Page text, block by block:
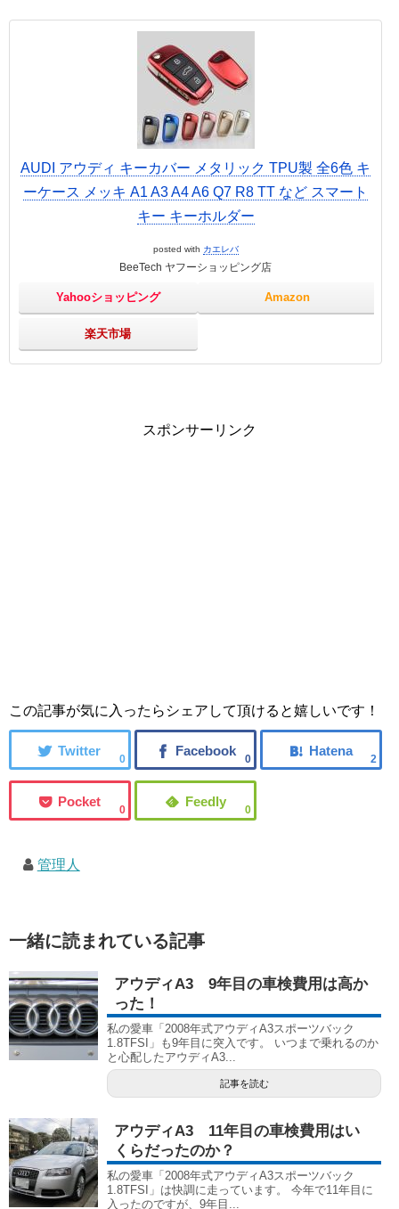
AUDI アウディ キーカバー メタリック TPU製 全6色 キ
ーケース メッキ A1 A3 A4 A6 Q7 R8 TT など スマート
キー キーホルダー
posted with カエレバ
BeeTech ヤフーショッピング店
Yahooショッピング Amazon
楽天市場
スポンサーリンク
この記事が気に入ったらシェアして頂けると嬉しいです！
0 0 2
0 0
管理人
一緒に読まれている記事
アウディA3 9年目の車検費用は高か
った！
私の愛車「2008年式アウディA3スポーツバック
1.8TFSI」も9年目に突入です。 いつまで乗れるのか
と心配したアウディA3...
記事を読む
アウディA3 11年目の車検費用はい
くらだったのか？
私の愛車「2008年式アウディA3スポーツバック
1.8TFSI」は快調に走っています。 今年で11年目に
入ったのですが、9年目...